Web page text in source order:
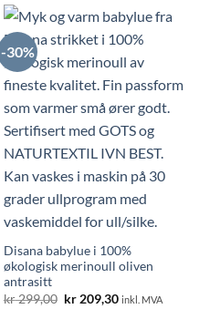
har
flere
varianter.
Alternativene
kan
velges
på
produktsiden
-30%
Disana babylue i 100%
økologisk merinoull oliven
antrasitt
kr299,00 Opprinnelig
kr209,30Nåværende
inkl. MVA